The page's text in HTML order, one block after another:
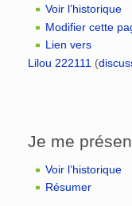
Voir l’historique
Modifier cette
Lien vers
Lilou 222111 (
Je me
Voir l’historique
Résumer